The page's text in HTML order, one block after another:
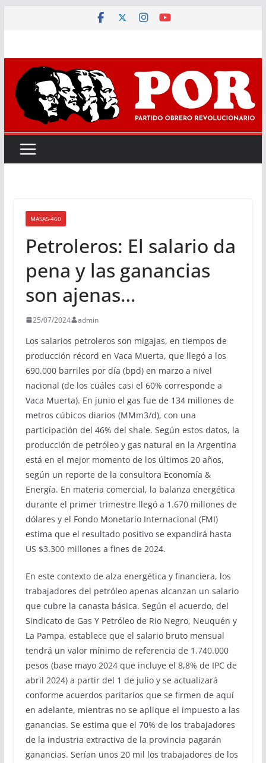
MASAS-460
Petroleros: El salario da
pena y las ganancias
son ajenas…
25/07/2024 admin
Los salarios petroleros son migajas, en tiempos de
producción récord en Vaca Muerta, que llegó a los
690.000 barriles por día (bpd) en marzo a nivel
nacional (de los cuáles casi el 60% corresponde a
Vaca Muerta). En junio el gas fue de 134 millones de
metros cúbicos diarios (MMm3/d), con una
participación del 46% del shale. Según estos datos, la
producción de petróleo y gas natural en la Argentina
está en el mejor momento de los últimos 20 años,
según un reporte de la consultora Economía &
Energía. En materia comercial, la balanza energética
durante el primer trimestre llegó a 1.670 millones de
dólares y el Fondo Monetario Internacional (FMI)
estima que el resultado positivo se expandirá hasta
US $3.300 millones a fines de 2024.
En este contexto de alza energética y financiera, los
trabajadores del petróleo apenas alcanzan un salario
que cubre la canasta básica. Según el acuerdo, del
Sindicato de Gas Y Petróleo de Rio Negro, Neuquén y
La Pampa, establece que el salario bruto mensual
tendrá un valor mínimo de referencia de 1.740.000
pesos (base mayo 2024 que incluye el 8,8% de IPC de
abril 2024) a partir del 1 de julio y se actualizará
conforme acuerdos paritarios que se firmen de aquí
en adelante, mientras no se aplique el impuesto a las
ganancias. Se estima que el 70% de los trabajadores
de la industria extractiva de la provincia pagarán
ganancias. Serían unos 20 mil los trabajadores de los